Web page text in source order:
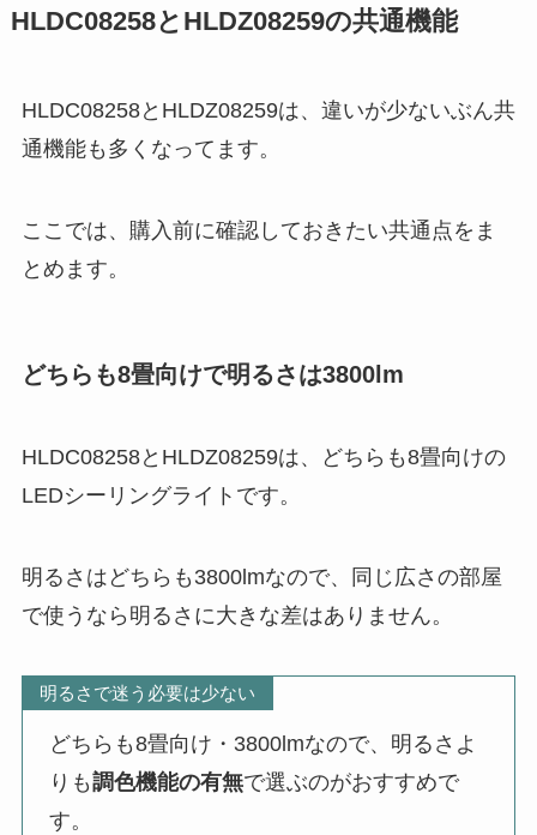
HLDC08258とHLDZ08259の共通機能
HLDC08258とHLDZ08259は、違いが少ないぶん共
通機能も多くなってます。
ここでは、購入前に確認しておきたい共通点をま
とめます。
どちらも8畳向けで明るさは3800lm
HLDC08258とHLDZ08259は、どちらも8畳向けの
LEDシーリングライトです。
明るさはどちらも3800lmなので、同じ広さの部屋
で使うなら明るさに大きな差はありません。
明るさで迷う必要は少ない
どちらも8畳向け・3800lmなので、明るさよ
りも調色機能の有無で選ぶのがおすすめで
す。